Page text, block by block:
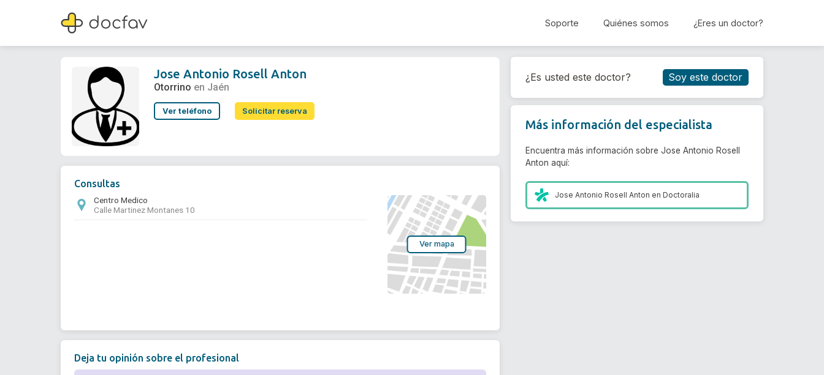
Soporte Quiénes somos ¿Eres un doctor?
Jose Antonio Rosell Anton
Otorrino
Reservar cita
Jose Antonio Rosell Anton
Otorrino en Jaén
Ver teléfono Solicitar reserva
Consultas
Centro Medico
Calle Martinez Montanes 10
Ver mapa
Deja tu opinión sobre el profesional
¿Es usted este doctor? Soy este doctor
Más información del especialista
Encuentra más información sobre Jose Antonio Rosell
Anton aquí:
Jose Antonio Rosell Anton enDoctoralia